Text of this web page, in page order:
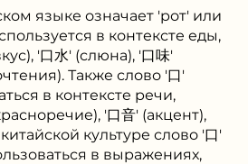
языке означает 'рот' или
в контексте еды,
'口水' (слюна), '口味'
Также слово '口'
в контексте речи,
'口音' (акцент),
культуре слово '口'
в выражениях,